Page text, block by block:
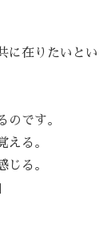
に在りたいとい
です。
る。
る。